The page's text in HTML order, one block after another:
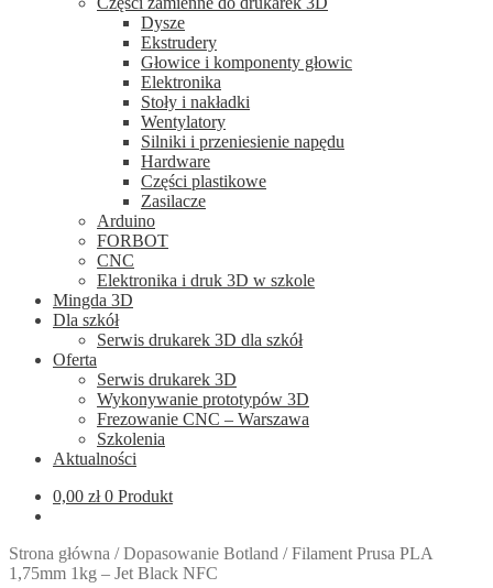
Dysze
Ekstrudery
Głowice i komponenty głowic
Elektronika
Stoły i nakładki
Wentylatory
Silniki i przeniesienie napędu
Hardware
Części plastikowe
Zasilacze
Arduino
FORBOT
CNC
Elektronika i druk 3D w szkole
Mingda 3D
Dla szkół
Serwis drukarek 3D dla szkół
Oferta
Serwis drukarek 3D
Wykonywanie prototypów 3D
Frezowanie CNC – Warszawa
Szkolenia
Aktualności
0,00 zł 0 Produkt
Strona główna /Dopasowanie Botland /Filament Prusa PLA
1,75mm 1kg – Jet Black NFC